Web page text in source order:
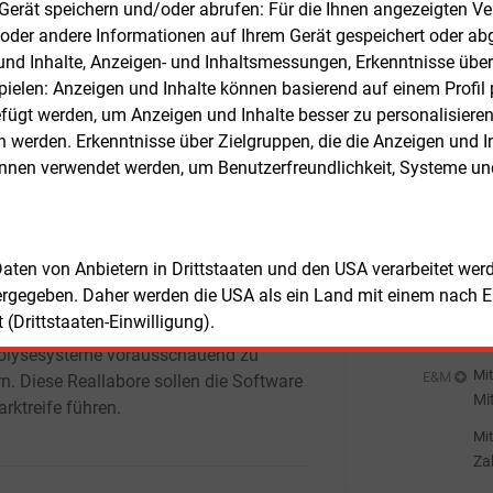
speichern und/oder abrufen: Für die Ihnen angezeigten
andere Informationen auf Ihrem Gerät gespeichert oder
Inhalte, Anzeigen- und Inhaltsmessungen, Erkenntnisse
Anzeigen und Inhalte können basierend auf einem Profil
werden, um Anzeigen und Inhalte besser zu
werden. Erkenntnisse über Zielgruppen, die die Anzeigen und
verwendet werden, um Benutzerfreundlichkeit, Systeme
von Anbietern in Drittstaaten und den USA verarbeitet
Daher werden die USA als ein Land mit einem nach
(Drittstaaten-Einwilligung).
Cee gegründete Climate-Tech-Start-
nun nach eigenen Angaben bei
Angels in einer Pre-Seed-
500.000 Euro
Kapital will das Unternehmen seine
nutzt Prognosen auf Basis der KI-
Maschinelles Lernen, um
wie Batterien oder
vorausschauend zu
Diese Reallabore sollen die Software
führen.
E&M
E&M
E&M